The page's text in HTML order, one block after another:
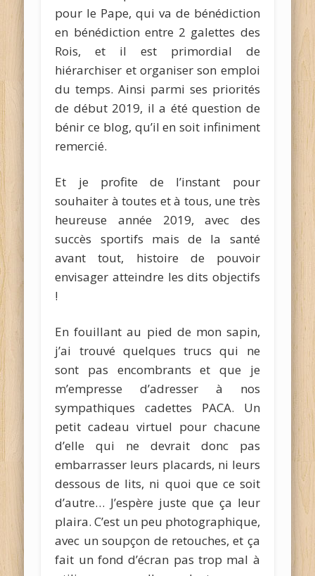
pour le Pape, qui va de bénédiction
en bénédiction entre 2 galettes des
Rois, et il est primordial de
hiérarchiser et organiser son emploi
du temps. Ainsi parmi ses priorités
de début 2019, il a été question de
bénir ce blog, qu’il en soit infiniment
remercié.
Et je profite de l’instant pour
souhaiter à toutes et à tous, une très
heureuse année 2019, avec des
succès sportifs mais de la santé
avant tout, histoire de pouvoir
envisager atteindre les dits objectifs
!
En fouillant au pied de mon sapin,
j’ai trouvé quelques trucs qui ne
sont pas encombrants et que je
m’empresse d’adresser à nos
sympathiques cadettes PACA. Un
petit cadeau virtuel pour chacune
d’elle qui ne devrait donc pas
embarrasser leurs placards, ni leurs
dessous de lits, ni quoi que ce soit
d’autre… J’espère juste que ça leur
plaira. C’est un peu photographique,
avec un soupçon de retouches, et ça
fait un fond d’écran pas trop mal à